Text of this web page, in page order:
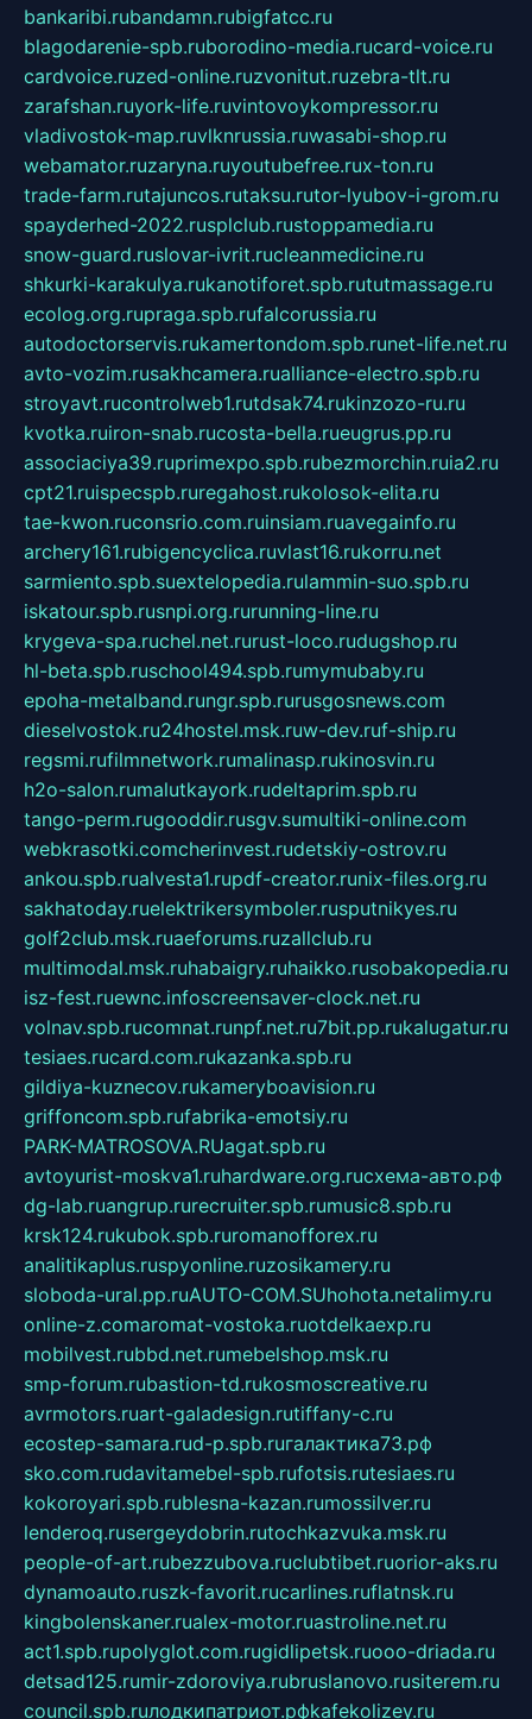
bankaribi.rubandamn.rubigfatcc.ru
blagodarenie-spb.ruborodino-media.rucard-voice.ru
cardvoice.ruzed-online.ruzvonitut.ruzebra-tlt.ru
zarafshan.ruyork-life.ruvintovoykompressor.ru
vladivostok-map.ruvlknrussia.ruwasabi-shop.ru
webamator.ruzaryna.ruyoutubefree.rux-ton.ru
trade-farm.rutajuncos.rutaksu.rutor-lyubov-i-grom.ru
spayderhed-2022.rusplclub.rustoppamedia.ru
snow-guard.ruslovar-ivrit.rucleanmedicine.ru
shkurki-karakulya.rukanotiforet.spb.rututmassage.ru
ecolog.org.rupraga.spb.rufalcorussia.ru
autodoctorservis.rukamertondom.spb.runet-life.net.ru
avto-vozim.rusakhcamera.rualliance-electro.spb.ru
stroyavt.rucontrolweb1.rutdsak74.rukinzozo-ru.ru
kvotka.ruiron-snab.rucosta-bella.rueugrus.pp.ru
associaciya39.ruprimexpo.spb.rubezmorchin.ruia2.ru
cpt21.ruispecspb.ruregahost.rukolosok-elita.ru
tae-kwon.ruconsrio.com.ruinsiam.ruavegainfo.ru
archery161.rubigencyclica.ruvlast16.rukorru.net
sarmiento.spb.suextelopedia.rulammin-suo.spb.ru
iskatour.spb.rusnpi.org.rurunning-line.ru
krygeva-spa.ruchel.net.rurust-loco.rudugshop.ru
hl-beta.spb.ruschool494.spb.rumymubaby.ru
epoha-metalband.rungr.spb.rurusgosnews.com
dieselvostok.ru24hostel.msk.ruw-dev.ruf-ship.ru
regsmi.rufilmnetwork.rumalinasp.rukinosvin.ru
h2o-salon.rumalutkayork.rudeltaprim.spb.ru
tango-perm.rugooddir.rusgv.sumultiki-online.com
webkrasotki.comcherinvest.rudetskiy-ostrov.ru
ankou.spb.rualvesta1.rupdf-creator.runix-files.org.ru
sakhatoday.ruelektrikersymboler.rusputnikyes.ru
golf2club.msk.ruaeforums.ruzallclub.ru
multimodal.msk.ruhabaigry.ruhaikko.rusobakopedia.ru
isz-fest.ruewnc.infoscreensaver-clock.net.ru
volnav.spb.rucomnat.runpf.net.ru7bit.pp.rukalugatur.ru
tesiaes.rucard.com.rukazanka.spb.ru
gildiya-kuznecov.rukameryboavision.ru
griffoncom.spb.rufabrika-emotsiy.ru
PARK-MATROSOVA.RUagat.spb.ru
avtoyurist-moskva1.ruhardware.org.ruсхема-авто.рф
dg-lab.ruangrup.rurecruiter.spb.rumusic8.spb.ru
krsk124.rukubok.spb.ruromanofforex.ru
analitikaplus.ruspyonline.ruzosikamery.ru
sloboda-ural.pp.ruAUTO-COM.SUhohota.netalimy.ru
online-z.comaromat-vostoka.ruotdelkaexp.ru
mobilvest.rubbd.net.rumebelshop.msk.ru
smp-forum.rubastion-td.rukosmoscreative.ru
avrmotors.ruart-galadesign.rutiffany-c.ru
ecostep-samara.rud-p.spb.ruгалактика73.рф
sko.com.rudavitamebel-spb.rufotsis.rutesiaes.ru
kokoroyari.spb.rublesna-kazan.rumossilver.ru
lenderoq.rusergeydobrin.rutochkazvuka.msk.ru
people-of-art.rubezzubova.ruclubtibet.ruorior-aks.ru
dynamoauto.ruszk-favorit.rucarlines.ruflatnsk.ru
kingbolenskaner.rualex-motor.ruastroline.net.ru
act1.spb.rupolyglot.com.rugidlipetsk.ruooo-driada.ru
detsad125.rumir-zdoroviya.rubruslanovo.rusiterem.ru
council.spb.ruлодкипатриот.рфkafekolizey.ru